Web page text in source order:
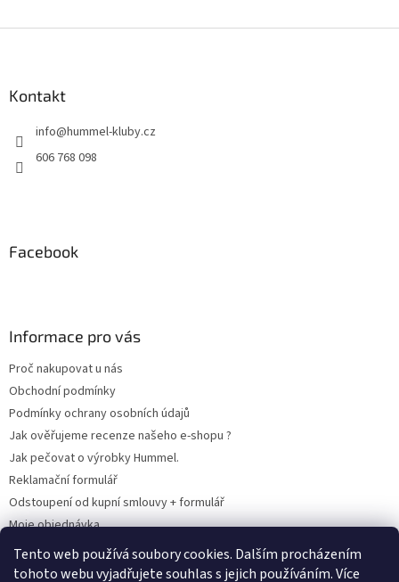
Tento web používá soubory cookies. Dalším procházením
tohoto webu vyjadřujete souhlas s jejich používáním. Více
Kontakt
info@hummel-kluby.cz
606 768 098
Facebook
Informace pro vás
Proč nakupovat u nás
Obchodní podmínky
Podmínky ochrany osobních údajů
Jak ověřujeme recenze našeho e-shopu ?
Jak pečovat o výrobky Hummel.
Reklamační formulář
Odstoupení od kupní smlouvy + formulář
Moje objednávka
Odstoupení od smlouvy